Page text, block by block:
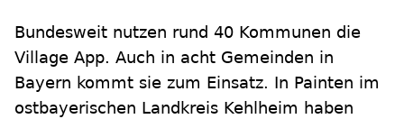
Bundesweit nutzen rund 40 Kommunen die
Village App. Auch in acht Gemeinden in
Bayern kommt sie zum Einsatz. In Painten im
ostbayerischen Landkreis Kehlheim haben